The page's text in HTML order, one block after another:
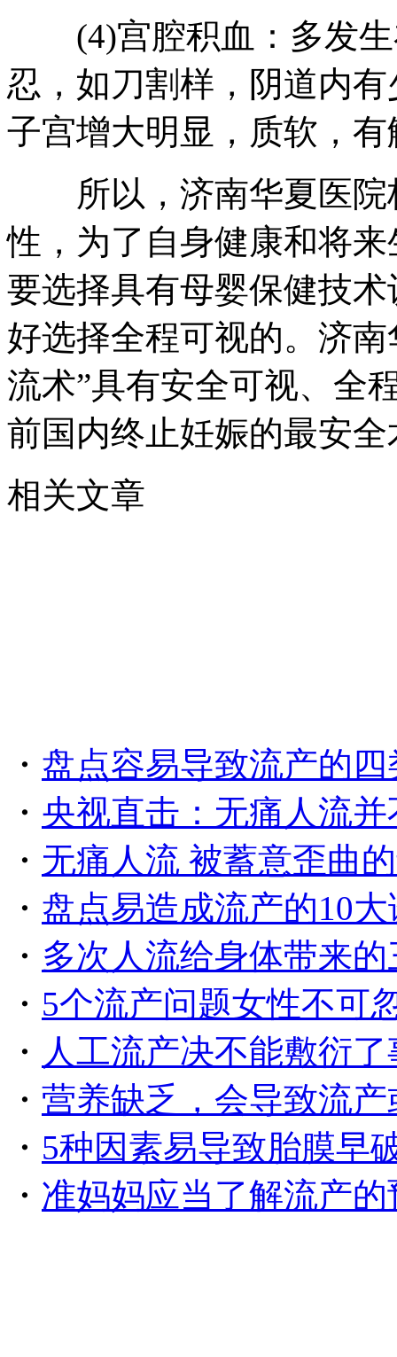
(4)宫腔积血：多发生
忍，如刀割样，阴道内
子宫增大明显，质软，有
所以，济南华夏医院
性，为了自身健康和将
要选择具有母婴保健技
好选择全程可视的。济
流术”具有安全可视、全
前国内终止妊娠的最安
相关文章
・ 盘点容易导致流产的四
・ 央视直击：无痛人流
・ 无痛人流 被蓄意歪曲
・ 盘点易造成流产的10
・ 多次人流给身体带来
・ 5个流产问题女性不可
・ 人工流产决不能敷衍了
・ 营养缺乏，会导致流产
・ 5种因素易导致胎膜早
・ 准妈妈应当了解流产